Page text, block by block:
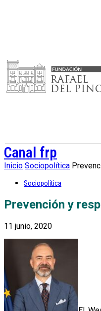
Canal frp
Inicio Sociopolítica
Sociopolítica
Prevención y
11 junio, 2020